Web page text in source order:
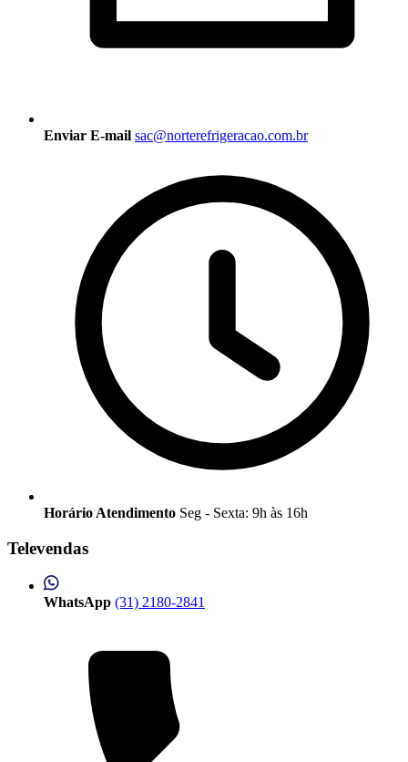
Enviar E-mail sac@norterefrigeracao.com.br
Horário Atendimento Seg - Sexta: 9h às 16h
Televendas
WhatsApp (31) 2180-2841